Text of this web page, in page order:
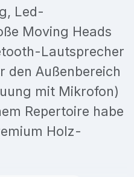
Led-
Moving Heads
Lautsprecher
den Außenbereich
mit Mikrofon)
Repertoire habe
Holz-